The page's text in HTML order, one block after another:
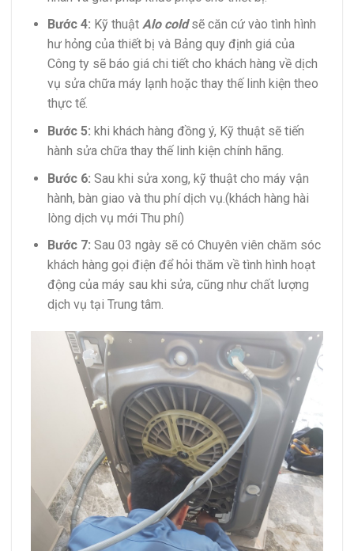
Bước 4: Kỹ thuật Alo coldsẽ căn cứ vào tình hình
hư hỏng của thiết bị và Bảng quy định giá của
Công ty sẽ báo giá chi tiết cho khách hàng về dịch
vụ sửa chữa máy lạnh hoặc thay thế linh kiện theo
thực tế.
Bước 5: khi khách hàng đồng ý, Kỹ thuật sẽ tiến
hành sửa chữa thay thế linh kiện chính hãng.
Bước 6: Sau khi sửa xong, kỹ thuật cho máy vận
hành, bàn giao và thu phí dịch vụ.(khách hàng hài
lòng dịch vụ mới Thu phí)
Bước 7: Sau 03 ngày sẽ có Chuyên viên chăm sóc
khách hàng gọi điện để hỏi thăm về tình hình hoạt
động của máy sau khi sửa, cũng như chất lượng
dịch vụ tại Trung tâm.